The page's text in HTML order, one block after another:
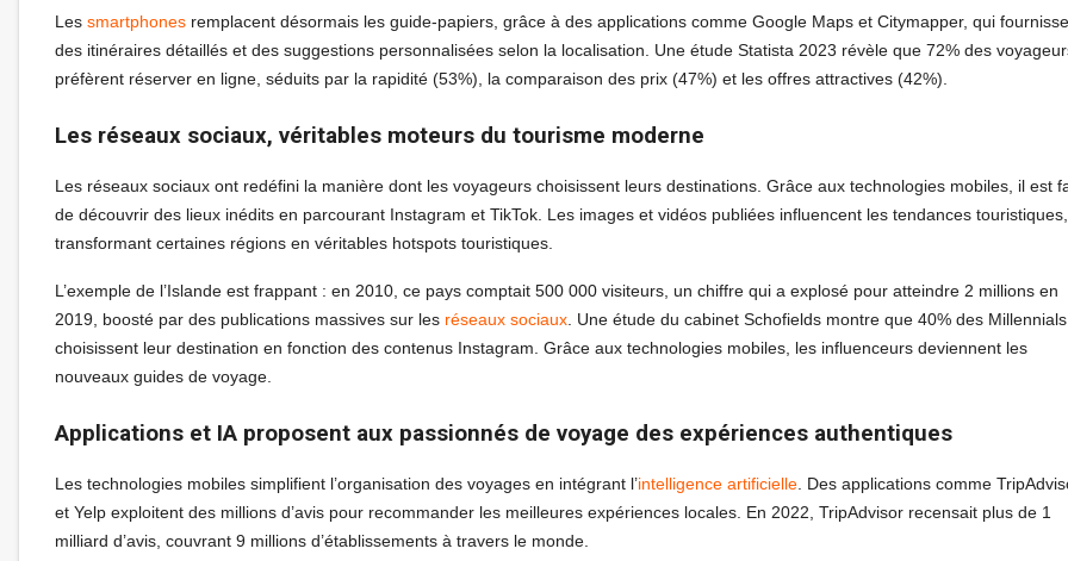
Les smartphones remplacent désormais les guide-papiers, grâce à des applications comme Google Maps et Citymapper, qui
des itinéraires détaillés et des suggestions personnalisées selon la localisation. Une étude Statista 2023 révèle que 72% des
préfèrent réserver en ligne, séduits par la rapidité (53%), la comparaison des prix (47%) et les offres attractives (42%).
Les réseaux sociaux, véritables moteurs du tourisme moderne
Les réseaux sociaux ont redéfini la manière dont les voyageurs choisissent leurs destinations. Grâce aux technologies mobiles, il est
de découvrir des lieux inédits en parcourant Instagram et TikTok. Les images et vidéos publiées influencent les tendances touristiques,
transformant certaines régions en véritables hotspots touristiques.
L’exemple de l’Islande est frappant : en 2010, ce pays comptait 500 000 visiteurs, un chiffre qui a explosé pour atteindre 2 millions en
2019, boosté par des publications massives sur les réseaux sociaux . Une étude du cabinet Schofields montre que 40% des Millennials
choisissent leur destination en fonction des contenus Instagram. Grâce aux technologies mobiles, les influenceurs deviennent les
nouveaux guides de voyage.
Applications et IA proposent aux passionnés de voyage des expériences authentiques
Les technologies mobiles simplifient l’organisation des voyages en intégrant l’intelligence artificielle . Des applications comme
et Yelp exploitent des millions d’avis pour recommander les meilleures expériences locales. En 2022, TripAdvisor recensait plus de 1
milliard d’avis, couvrant 9 millions d’établissements à travers le monde.